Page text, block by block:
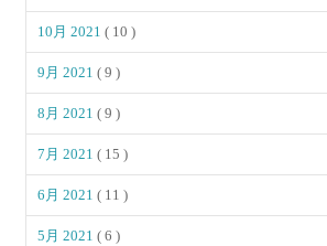
10月 2021( 10 )
9月 2021( 9 )
8月 2021( 9 )
7月 2021( 15 )
6月 2021( 11 )
5月 2021( 6 )